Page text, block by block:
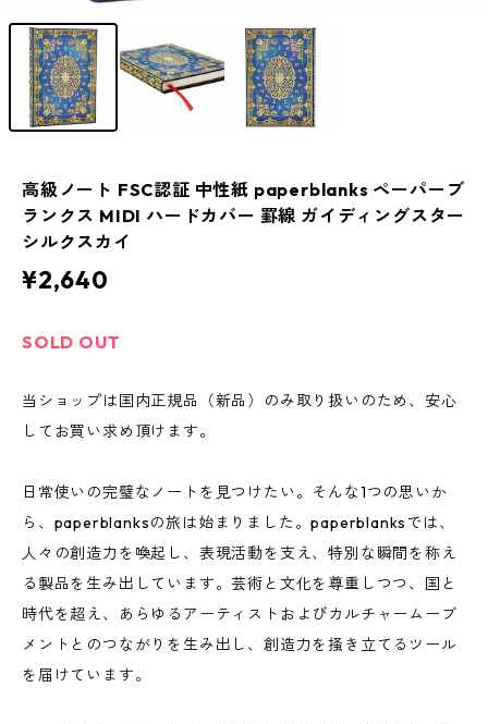
高級ノート FSC認証 中性紙 paperblanks ペーパーブ
ランクス MIDI ハードカバー 罫線 ガイディングスター
シルクスカイ
¥2,640
SOLD OUT
当ショップは国内正規品（新品）のみ取り扱いのため、安心
してお買い求め頂けます。
日常使いの完璧なノートを見つけたい。そんな1つの思いか
ら、paperblanksの旅は始まりました。paperblanksでは、
人々の創造力を喚起し、表現活動を支え、特別な瞬間を称え
る製品を生み出しています。芸術と文化を尊重しつつ、国と
時代を超え、あらゆるアーティストおよびカルチャームーブ
メントとのつながりを生み出し、創造力を掻き立てるツール
を届けています。